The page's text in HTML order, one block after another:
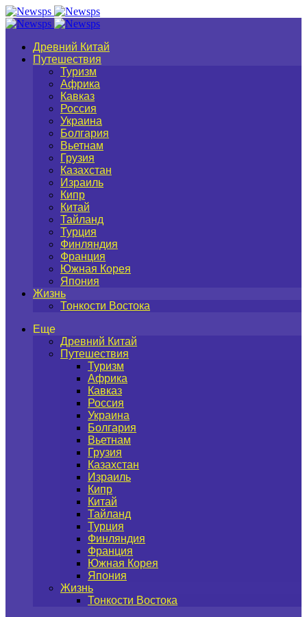
Древний Китай
Путешествия
Туризм
Африка
Кавказ
Россия
Украина
Болгария
Вьетнам
Грузия
Казахстан
Израиль
Кипр
Китай
Тайланд
Турция
Финляндия
Франция
Южная Корея
Япония
Жизнь
Тонкости Востока
Еще
Древний Китай
Путешествия
Туризм
Африка
Кавказ
Россия
Украина
Болгария
Вьетнам
Грузия
Казахстан
Израиль
Кипр
Китай
Тайланд
Турция
Финляндия
Франция
Южная Корея
Япония
Жизнь
Тонкости Востока